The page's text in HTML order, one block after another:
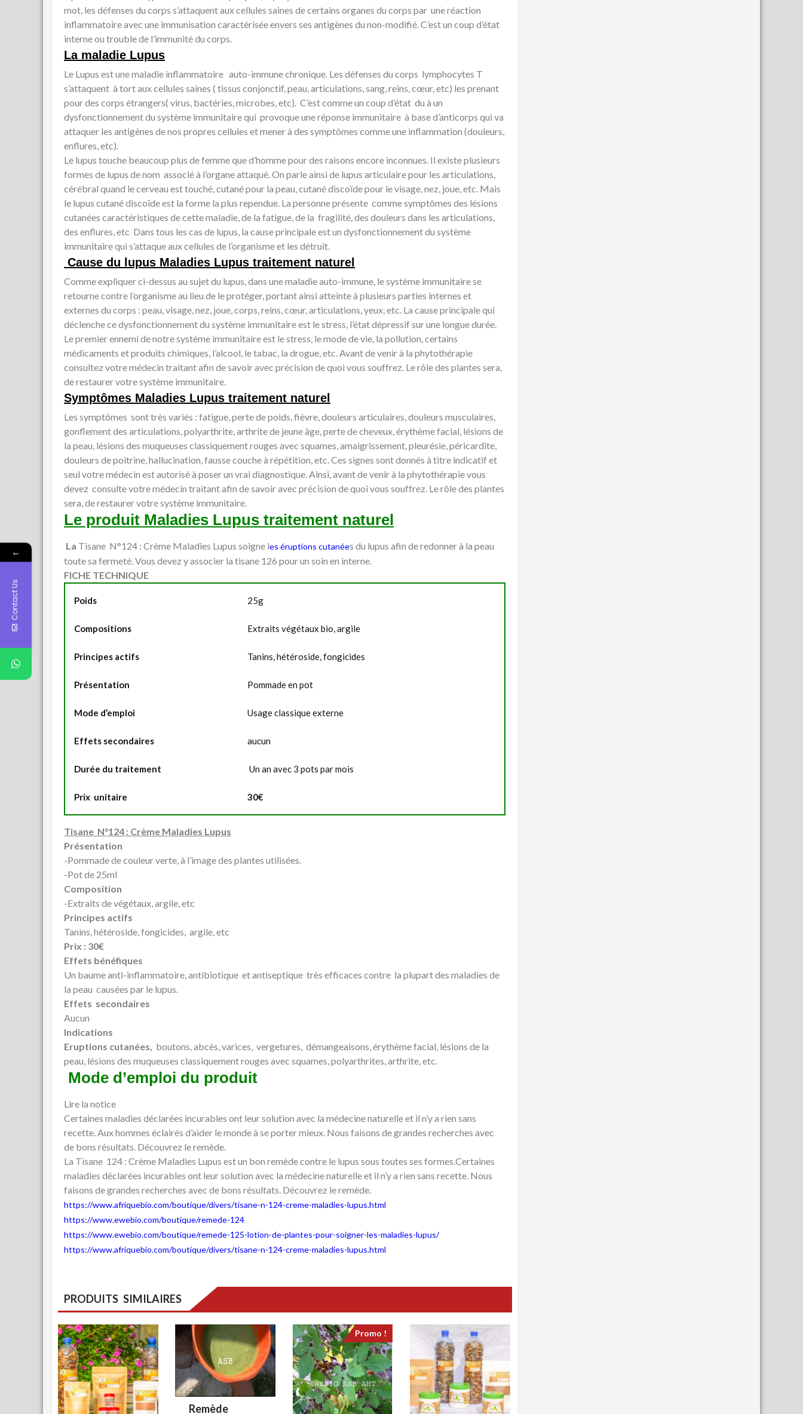
mot, les défenses du corps s’attaquent aux cellules saines de certains organes du corps par une réaction
inflammatoire avec une immunisation caractérisée envers ses antigènes du non-modifié. C’est un coup d’état
interne ou trouble de l’immunité du corps.
La maladie Lupus
Le Lupus est une maladie inflammatoire auto-immune chronique. Les défenses du corps lymphocytes T
s’attaquent à tort aux cellules saines ( tissus conjonctif, peau, articulations, sang, reins, cœur, etc) les prenant
pour des corps étrangers( virus, bactéries, microbes, etc). C’est comme un coup d’état du à un
dysfonctionnement du système immunitaire qui provoque une réponse immunitaire à base d’anticorps qui va
attaquer les antigènes de nos propres cellules et mener à des symptômes comme une inflammation (douleurs,
enflures, etc).
Le lupus touche beaucoup plus de femme que d’homme pour des raisons encore inconnues. Il existe plusieurs
formes de lupus de nom associé à l’organe attaqué. On parle ainsi de lupus articulaire pour les articulations,
cérébral quand le cerveau est touché, cutané pour la peau, cutané discoïde pour le visage, nez, joue, etc. Mais
le lupus cutané discoïde est la forme la plus rependue. La personne présente comme symptômes des lésions
cutanées caractéristiques de cette maladie, de la fatigue, de la fragilité, des douleurs dans les articulations,
des enflures, etc Dans tous les cas de lupus, la cause principale est un dysfonctionnement du système
immunitaire qui s’attaque aux cellules de l’organisme et les détruit.
Cause du lupus Maladies Lupus traitement naturel
Comme expliquer ci-dessus au sujet du lupus, dans une maladie auto-immune, le système immunitaire se
retourne contre l’organisme au lieu de le protéger, portant ainsi atteinte à plusieurs parties internes et
externes du corps : peau, visage, nez, joue, corps, reins, cœur, articulations, yeux, etc. La cause principale qui
déclenche ce dysfonctionnement du système immunitaire est le stress, l’état dépressif sur une longue durée.
Le premier ennemi de notre système immunitaire est le stress, le mode de vie, la pollution, certains
médicaments et produits chimiques, l’alcool, le tabac, la drogue, etc. Avant de venir à la phytothérapie
consultez votre médecin traitant afin de savoir avec précision de quoi vous souffrez. Le rôle des plantes sera,
de restaurer votre système immunitaire.
Symptômes Maladies Lupus traitement naturel
Les symptômes sont très variés : fatigue, perte de poids, fièvre, douleurs articulaires, douleurs musculaires,
gonflement des articulations, polyarthrite, arthrite de jeune âge, perte de cheveux, érythème facial, lésions de
la peau, lésions des muqueuses classiquement rouges avec squames, amaigrissement, pleurésie, péricardite,
douleurs de poitrine, hallucination, fausse couche à répétition, etc. Ces signes sont donnés à titre indicatif et
seul votre médecin est autorisé à poser un vrai diagnostique. Ainsi, avant de venir à la phytothérapie vous
devez consulte votre médecin traitant afin de savoir avec précision de quoi vous souffrez. Le rôle des plantes
sera, de restaurer votre système immunitaire.
Le produit Maladies Lupus traitement naturel
La Tisane N°124 : Crème Maladies Lupus soigne les éruptions cutanées du lupus afin de redonner à la peau
toute sa fermeté. Vous devez y associer la tisane 126 pour un soin en interne.
FICHE TECHNIQUE
Poids 25g
Compositions Extraits végétaux bio, argile
Principes actifs Tanins, hétéroside, fongicides
Présentation Pommade en pot
Mode d’emploi Usage classique externe
Effets secondaires aucun
Durée du traitement Un an avec 3 pots par mois
Prix unitaire 30€
Tisane N°124 : Crème Maladies Lupus
Présentation
-Pommade de couleur verte, à l’image des plantes utilisées.
-Pot de 25ml
Composition
-Extraits de végétaux, argile, etc
Principes actifs
Tanins, hétéroside, fongicides, argile, etc
Prix : 30€
Effets bénéfiques
Un baume anti-inflammatoire, antibiotique et antiseptique très efficaces contre la plupart des maladies de
la peau causées par le lupus.
Effets secondaires
Aucun
Indications
Eruptions cutanées, boutons, abcès, varices, vergetures, démangeaisons, érythème facial, lésions de la
peau, lésions des muqueuses classiquement rouges avec squames, polyarthrites, arthrite, etc.
Mode d’emploi du produit
Lire la notice
Certaines maladies déclarées incurables ont leur solution avec la médecine naturelle et il n’y a rien sans
recette. Aux hommes éclairés d’aider le monde à se porter mieux. Nous faisons de grandes recherches avec
de bons résultats. Découvrez le remède.
La Tisane 124 : Crème Maladies Lupus est un bon remède contre le lupus sous toutes ses formes.Certaines
maladies déclarées incurables ont leur solution avec la médecine naturelle et il n’y a rien sans recette. Nous
faisons de grandes recherches avec de bons résultats. Découvrez le remède.
https://www.afriquebio.com/boutique/divers/tisane-n-124-creme-maladies-lupus.html
https://www.ewebio.com/boutique/remede-124
https://www.ewebio.com/boutique/remede-125-lotion-de-plantes-pour-soigner-les-maladies-lupus/
https://www.afriquebio.com/boutique/divers/tisane-n-124-creme-maladies-lupus.html
PRODUITS SIMILAIRES
Remède
Promo !
←
Contact Us